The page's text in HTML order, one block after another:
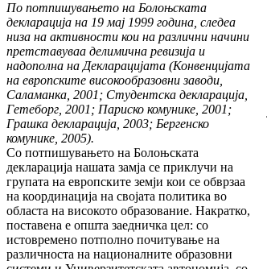
По потпишувањето на Болоњската
декларација на 19 мај 1999 година, следеа
низа на активности кои на различни начини
претставуваа делимична ревизија и
надополна на Декларацијата (Конвенцијата
на европските високообразовни заводи,
Саламанка, 2001; Студентска декларација,
Гетеборг, 2001; Париско комунике, 2001;
Грашка декларација, 2003; Бергенско
комунике, 2005).
Со потпишувањето на Болоњската
декларација нашата замја се приклучи на
групата на европ­ски­те земји кои се обврзаа
на координација на својата политика во
областа на високото обра­зо­вание. Накратко,
поставена е општа заед­нич­ка цел: со
истовремено потполно почитување на
различноста на националните образовни